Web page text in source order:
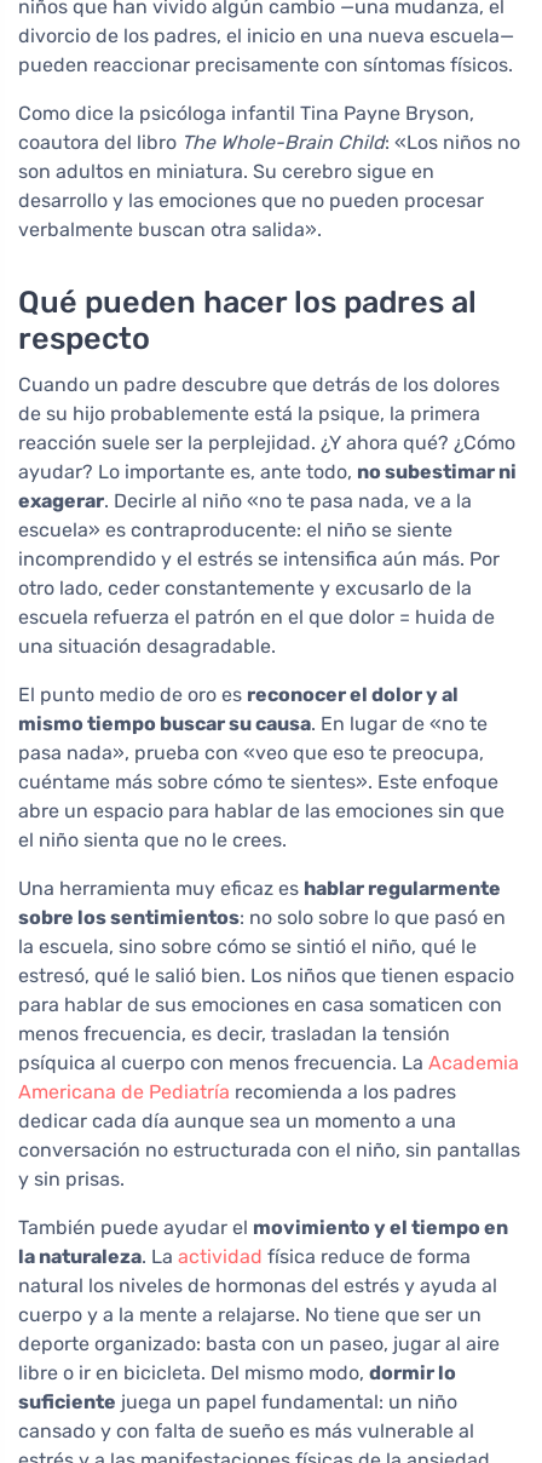
niños que han vivido algún cambio —una mudanza, el
divorcio de los padres, el inicio en una nueva escuela—
pueden reaccionar precisamente con síntomas físicos.
Como dice la psicóloga infantil Tina Payne Bryson,
coautora del libro The Whole-Brain Child: «Los niños no
son adultos en miniatura. Su cerebro sigue en
desarrollo y las emociones que no pueden procesar
verbalmente buscan otra salida».
Qué pueden hacer los padres al
respecto
Cuando un padre descubre que detrás de los dolores
de su hijo probablemente está la psique, la primera
reacción suele ser la perplejidad. ¿Y ahora qué? ¿Cómo
ayudar? Lo importante es, ante todo, no subestimar ni
exagerar. Decirle al niño «no te pasa nada, ve a la
escuela» es contraproducente: el niño se siente
incomprendido y el estrés se intensifica aún más. Por
otro lado, ceder constantemente y excusarlo de la
escuela refuerza el patrón en el que dolor = huida de
una situación desagradable.
El punto medio de oro es reconocer el dolor y al
mismo tiempo buscar su causa. En lugar de «no te
pasa nada», prueba con «veo que eso te preocupa,
cuéntame más sobre cómo te sientes». Este enfoque
abre un espacio para hablar de las emociones sin que
el niño sienta que no le crees.
Una herramienta muy eficaz es hablar regularmente
sobre los sentimientos: no solo sobre lo que pasó en
la escuela, sino sobre cómo se sintió el niño, qué le
estresó, qué le salió bien. Los niños que tienen espacio
para hablar de sus emociones en casa somaticen con
menos frecuencia, es decir, trasladan la tensión
psíquica al cuerpo con menos frecuencia. La Academia
Americana de Pediatría recomienda a los padres
dedicar cada día aunque sea un momento a una
conversación no estructurada con el niño, sin pantallas
y sin prisas.
También puede ayudar el movimiento y el tiempo en
la naturaleza. La actividad física reduce de forma
natural los niveles de hormonas del estrés y ayuda al
cuerpo y a la mente a relajarse. No tiene que ser un
deporte organizado: basta con un paseo, jugar al aire
libre o ir en bicicleta. Del mismo modo, dormir lo
suficiente juega un papel fundamental: un niño
cansado y con falta de sueño es más vulnerable al